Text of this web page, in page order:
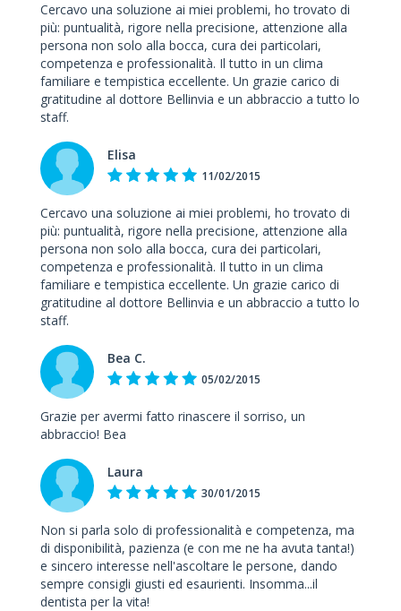
Cercavo una soluzione ai miei problemi, ho trovato di
più: puntualità, rigore nella precisione, attenzione alla
persona non solo alla bocca, cura dei particolari,
competenza e professionalità. Il tutto in un clima
familiare e tempistica eccellente. Un grazie carico di
gratitudine al dottore Bellinvia e un abbraccio a tutto lo
staff.
Elisa
11/02/2015
Cercavo una soluzione ai miei problemi, ho trovato di
più: puntualità, rigore nella precisione, attenzione alla
persona non solo alla bocca, cura dei particolari,
competenza e professionalità. Il tutto in un clima
familiare e tempistica eccellente. Un grazie carico di
gratitudine al dottore Bellinvia e un abbraccio a tutto lo
staff.
Bea C.
05/02/2015
Grazie per avermi fatto rinascere il sorriso, un
abbraccio! Bea
Laura
30/01/2015
Non si parla solo di professionalità e competenza, ma
di disponibilità, pazienza (e con me ne ha avuta tanta!)
e sincero interesse nell'ascoltare le persone, dando
sempre consigli giusti ed esaurienti. Insomma...il
dentista per la vita!